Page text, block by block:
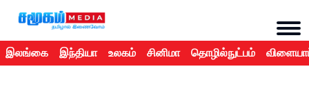
இலங்கை இந்தியா உலகம் சினிமா தொழில்நுட்பம்